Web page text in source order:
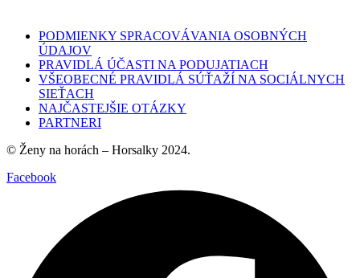
PODMIENKY SPRACOVÁVANIA OSOBNÝCH
ÚDAJOV
PRAVIDLÁ ÚČASTI NA PODUJATIACH
VŠEOBECNÉ PRAVIDLÁ SÚŤAŽÍ NA SOCIÁLNYCH
SIEŤACH
NAJČASTEJŠIE OTÁZKY
PARTNERI
© Ženy na horách – Horsalky 2024.
Facebook